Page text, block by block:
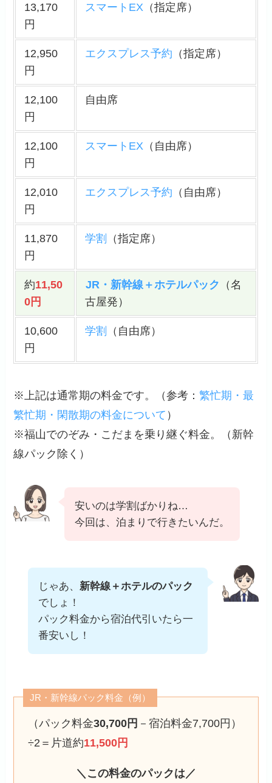
13,170
円
スマートEX （指定席）
12,950
円
エクスプレス予約 （指定席）
12,100
円
自由席
12,100
円
スマートEX （自由席）
12,010
円
エクスプレス予約 （自由席）
11,870
円
学割 （指定席）
約11,50
0円
JR・新幹線＋ホテルパック （名
古屋発）
10,600
円
学割 （自由席）
※上記は通常期の料金です。（参考 ：繁忙期・最
繁忙期・閑散期の料金について ）
※福山でのぞみ・こだまを乗り継ぐ料金。（新幹
線パック除く）
安いのは学割ばかりね…
今回は、泊まりで行きたいんだ。
じゃあ、新幹線＋ホテルのパック
でしょ！
パック料金から宿泊代引いたら一
番安いし！
JR・新幹線パック料金（例）
（パック料金30,700円 －宿泊料金7,700円）
÷2＝片道約11,500円
＼この料金のパックは／